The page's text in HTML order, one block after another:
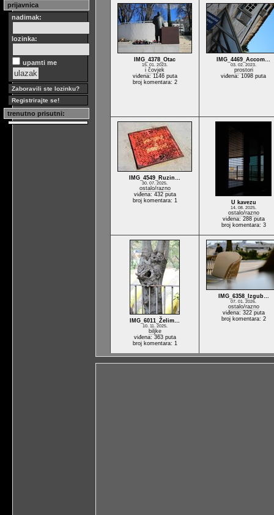
prijavnica
nadimak:
lozinka:
upamti me
Zaboravili ste lozinku?
Registrirajte se!
trenutno prisutni:
IMG_4378_Otac
15. 01. 2023.
i čovjek
viđena: 1146 puta
broj komentara: 2
IMG_4469_Accom…
03. 02. 2023.
prostori
viđena: 1098 puta
IMG_4549_Ruzin…
30. 07. 2025.
ostalo/razno
viđena: 432 puta
broj komentara: 1
U kavezu
14. 08. 2025.
ostalo/razno
viđena: 288 puta
broj komentara: 3
IMG_6011_Želim…
10. 11. 2025.
biljke
viđena: 363 puta
broj komentara: 1
IMG_6358_Izgub…
07. 01. 2026.
ostalo/razno
viđena: 322 puta
broj komentara: 2